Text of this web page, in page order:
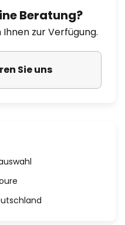
Beratung?
zur Verfügung.
Sie uns